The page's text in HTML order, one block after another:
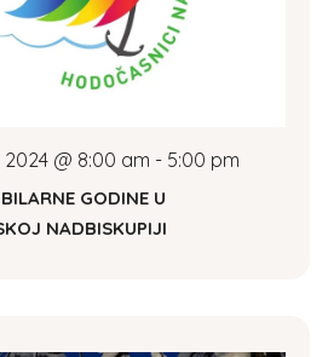
@ 8:00 am - 5:00 pm
GODINE U
NADBISKUPIJI